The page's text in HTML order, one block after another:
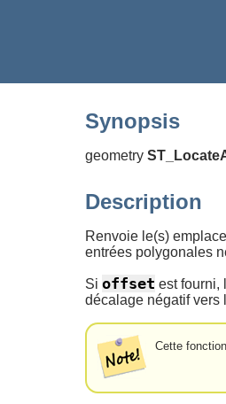
Synopsis
geometry
Description
Renvoie le(s)
entrées polygonales
Si offset est fourni,
décalage négatif vers
Cette